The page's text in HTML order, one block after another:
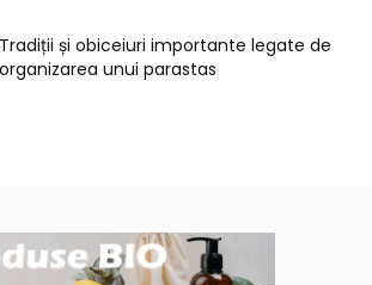
Tradiții și obiceiuri importante legate de
organizarea unui parastas